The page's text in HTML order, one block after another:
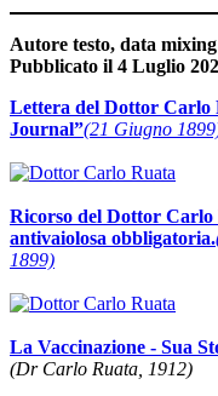
Autore testo, data
Pubblicato il 4 Luglio
Lettera del Dottor Carlo
Journal”(21 Giugno
Ricorso del Dottor
antivaiolosa obbligatoria.
1899)
La Vaccinazione - Sua
(Dr Carlo Ruata, 1912)